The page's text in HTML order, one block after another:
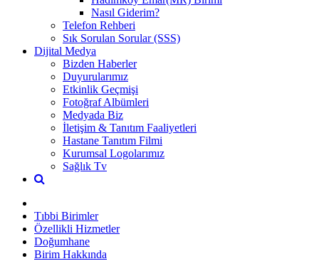
Nasıl Giderim?
Telefon Rehberi
Sık Sorulan Sorular (SSS)
Dijital Medya
Bizden Haberler
Duyurularımız
Etkinlik Geçmişi
Fotoğraf Albümleri
Medyada Biz
İletişim & Tanıtım Faaliyetleri
Hastane Tanıtım Filmi
Kurumsal Logolarımız
Sağlık Tv
Tıbbi Birimler
Özellikli Hizmetler
Doğumhane
Birim Hakkında